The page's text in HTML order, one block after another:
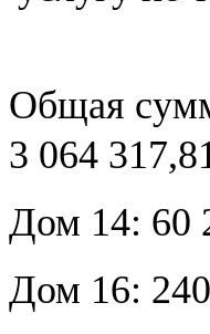
Общая
3 064
Дом 14: 60
Дом 16: